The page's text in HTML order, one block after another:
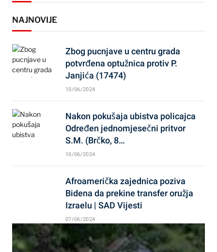
NAJNOVIJE
Zbog pucnjave u centru grada
potvrđena optužnica protiv P.
Janjića (17474)
10/06/2024
Nakon pokušaja ubistva policajca
Određen jednomjesečni pritvor
S.M. (Brčko, 8…
10/06/2024
Afroamerička zajednica poziva
Bidena da prekine transfer oružja
Izraelu | SAD Vijesti
07/06/2024